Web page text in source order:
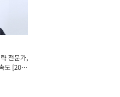
전문가,
도 [2026